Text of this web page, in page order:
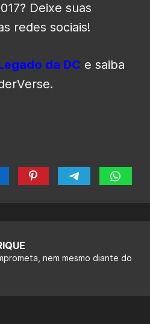
Deixe suas
redes sociais!
da DC e saiba
nem mesmo diante do